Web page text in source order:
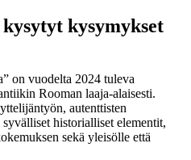
kysymykset
on vuodelta 2024 tuleva
Rooman laaja-alaisesti.
autenttisten
historialliset elementit,
sekä yleisölle että